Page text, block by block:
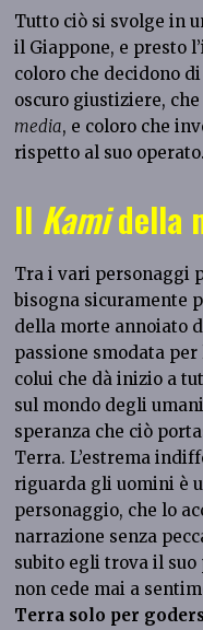
Tutto ciò si svolge in
il Giappone, e presto
coloro che decidono
oscuro giustiziere,
media, e coloro che
rispetto al suo operato.
Il Kamidella
Tra i vari personaggi
bisogna sicuramente
della morte annoiato
passione smodata
colui che dà inizio a
sul mondo degli
speranza che ciò
Terra. L’estrema
riguarda gli uomini è
personaggio, che lo
narrazione senza
subito egli trova il suo
non cede mai a
Terra solo per